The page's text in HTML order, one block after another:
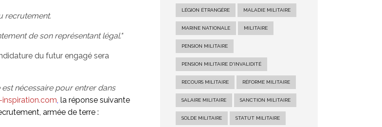
recrutement.
de son représentant légal."
du futur engagé sera
nécessaire pour entrer dans
, la réponse suivante
armée de terre :
LÉGION ÉTRANGÈRE MALADIE MILITAIRE
MARINE NATIONALE MILITAIRE
PENSION MILITAIRE
PENSION MILITAIRE D'INVALIDITÉ
RECOURS MILITAIRE RÉFORME MILITAIRE
SALAIRE MILITAIRE SANCTION MILITAIRE
SOLDE MILITAIRE STATUT MILITAIRE